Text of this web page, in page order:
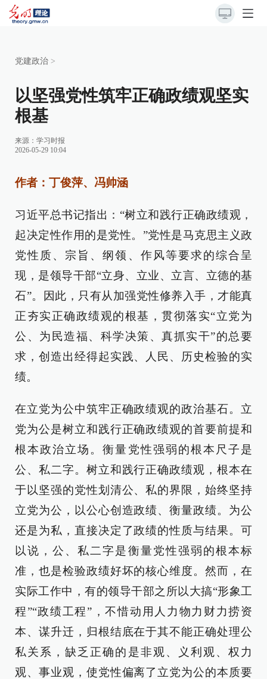
党建政治 >
以坚强党性筑牢正确政绩观坚实
根基
来源： 学习时报
2026-05-29 10:04
作者：丁俊萍、冯帅涵
习近平总书记指出：“树立和践行正确政绩观，
起决定性作用的是党性。”党性是马克思主义政
党性质、宗旨、纲领、作风等要求的综合呈
现，是领导干部“立身、立业、立言、立德的基
石”。因此，只有从加强党性修养入手，才能真
正夯实正确政绩观的根基，贯彻落实“立党为
公、为民造福、科学决策、真抓实干”的总要
求，创造出经得起实践、人民、历史检验的实
绩。
在立党为公中筑牢正确政绩观的政治基石。立
党为公是树立和践行正确政绩观的首要前提和
根本政治立场。衡量党性强弱的根本尺子是
公、私二字。树立和践行正确政绩观，根本在
于以坚强的党性划清公、私的界限，始终坚持
立党为公，以公心创造政绩、衡量政绩。为公
还是为私，直接决定了政绩的性质与结果。可
以说，公、私二字是衡量党性强弱的根本标
准，也是检验政绩好坏的核心维度。然而，在
实际工作中，有的领导干部之所以大搞“形象工
程”“政绩工程”，不惜动用人力物力财力捞资
本、谋升迁，归根结底在于其不能正确处理公
私关系，缺乏正确的是非观、义利观、权力
观、事业观，使党性偏离了立党为公的本质要